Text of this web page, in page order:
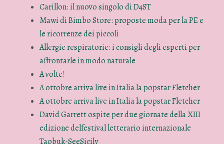
Carillon: il nuovo singolo di D4ST
Mawi di Bimbo Store: proposte moda per la PE e
le ricorrenze dei piccoli
Allergie respiratorie: i consigli degli esperti per
affrontarle in modo naturale
A volte!
A ottobre arriva live in Italia la popstar Fletcher
A ottobre arriva live in Italia la popstar Fletcher
David Garrett ospite per due giornate della XIII
edizione delfestival letterario internazionale
Taobuk-SeeSicily